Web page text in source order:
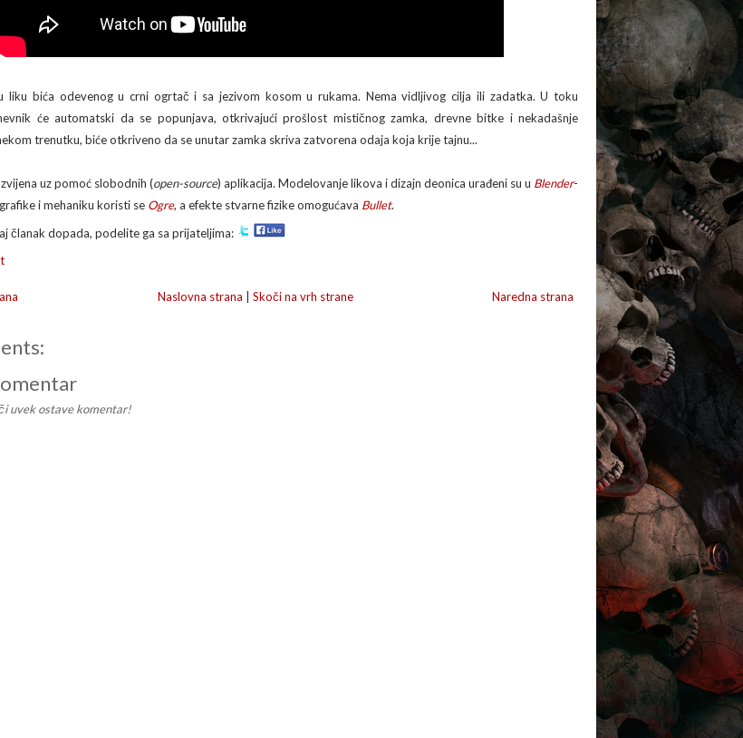
liku bića odevenog u crni ogrtač i sa jezivom kosom u rukama. Nema vidljivog cilja ili zadatka. U toku
će automatski da se popunjava, otkrivajući prošlost mističnog zamka, drevne bitke i nekadašnje
trenutku, biće otkriveno da se unutar zamka skriva zatvorena odaja koja krije tajnu...
uz pomoć slobodnih (open-source) aplikacija. Modelovanje likova i dizajn deonica urađeni su u Blender-
i mehaniku koristi se Ogre, a efekte stvarne fizike omogućava Bullet.
članak dopada, podelite ga sa prijateljima:
Naredna strana
Naslovna strana Skoči na vrh strane
uvek ostave komentar!